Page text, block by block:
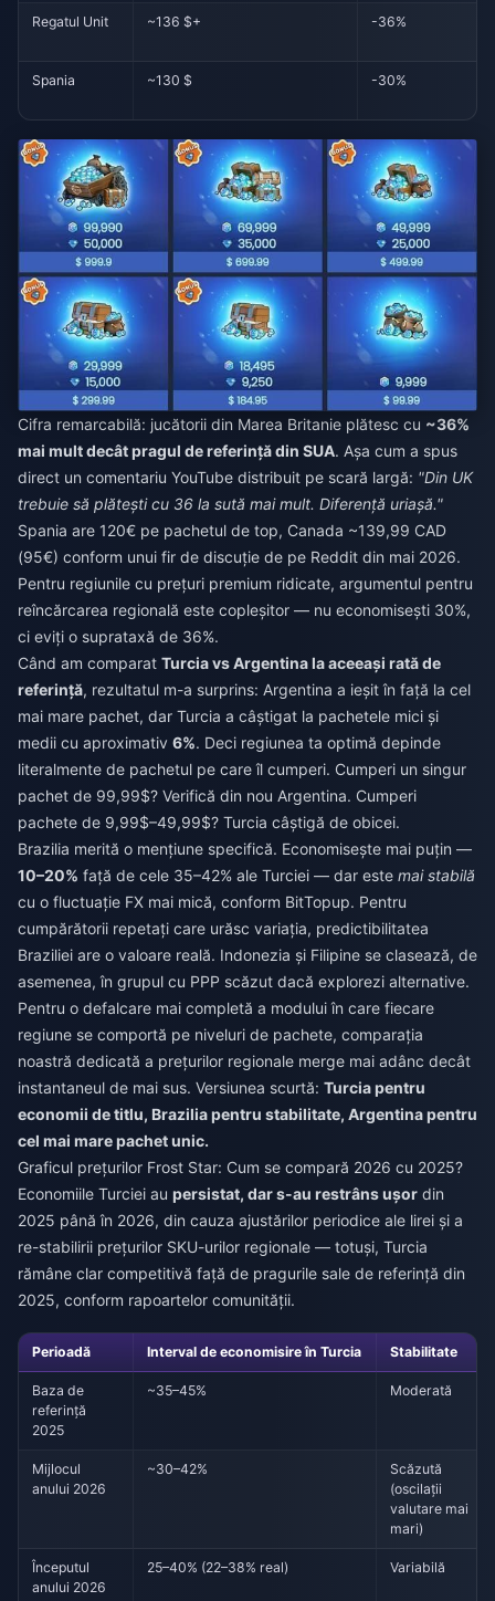
Regatul Unit ~136 $+ -36%
Spania ~130 $ -30%
Cifra remarcabilă: jucătorii din Marea Britanie plătesc cu ~36%
mai mult decât pragul de referință din SUA. Așa cum a spus
direct un comentariu YouTube distribuit pe scară largă: "Din UK
trebuie să plătești cu 36 la sută mai mult. Diferență uriașă."
Spania are 120€ pe pachetul de top, Canada ~139,99 CAD
(95€) conform unui fir de discuție de pe Reddit din mai 2026.
Pentru regiunile cu prețuri premium ridicate, argumentul pentru
reîncărcarea regională este copleșitor — nu economisești 30%,
ci eviți o suprataxă de 36%.
Când am comparat Turcia vs Argentina la aceeași rată de
referință, rezultatul m-a surprins: Argentina a ieșit în față la cel
mai mare pachet, dar Turcia a câștigat la pachetele mici și
medii cu aproximativ 6%. Deci regiunea ta optimă depinde
literalmente de pachetul pe care îl cumperi. Cumperi un singur
pachet de 99,99$? Verifică din nou Argentina. Cumperi
pachete de 9,99$–49,99$? Turcia câștigă de obicei.
Brazilia merită o mențiune specifică. Economisește mai puțin —
10–20% față de cele 35–42% ale Turciei — dar este mai stabilă
cu o fluctuație FX mai mică, conform BitTopup. Pentru
cumpărătorii repetați care urăsc variația, predictibilitatea
Braziliei are o valoare reală. Indonezia și Filipine se clasează, de
asemenea, în grupul cu PPP scăzut dacă explorezi alternative.
Pentru o defalcare mai completă a modului în care fiecare
regiune se comportă pe niveluri de pachete, comparația
noastră dedicată a prețurilor regionale merge mai adânc decât
instantaneul de mai sus. Versiunea scurtă: Turcia pentru
economii de titlu, Brazilia pentru stabilitate, Argentina pentru
cel mai mare pachet unic.
Graficul prețurilor Frost Star: Cum se compară 2026 cu 2025?
Economiile Turciei au persistat, dar s-au restrâns ușor din
2025 până în 2026, din cauza ajustărilor periodice ale lirei și a
re-stabilirii prețurilor SKU-urilor regionale — totuși, Turcia
rămâne clar competitivă față de pragurile sale de referință din
2025, conform rapoartelor comunității.
Perioadă Interval de economisire în Turcia Stabilitate
Baza de
referință
2025
~35–45% Moderată
Mijlocul
anului 2026
~30–42%
Scăzută
(oscilații
valutare mai
mari)
Începutul
anului 2026
25–40% (22–38% real) Variabilă